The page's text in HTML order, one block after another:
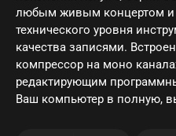
любым живым концертом и
технического уровня
качества записями.
компрессор на моно
редактирующим
Ваш компьютер в полную,